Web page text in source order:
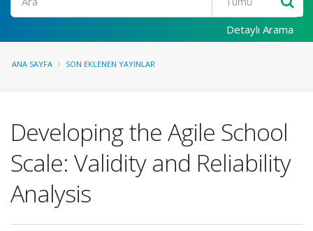
Detaylı Arama
ANA SAYFA SON EKLENEN YAYINLAR
Developing the Agile School
Scale: Validity and Reliability
Analysis